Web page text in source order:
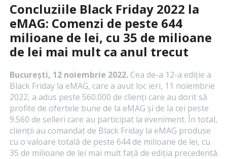
Concluziile Black Friday 2022 la
eMAG: Comenzi de peste 644
milioane de lei, cu 35 de milioane
de lei mai mult ca anul trecut
București, 12 noiembrie 2022. Cea de-a 12-a ediție a
Black Friday la eMAG, care a avut loc ieri, 11 noiembrie
2022, a adus peste 560.000 de clienți care au dorit să
profite de ofertele bune de la eMAG și de la cei peste
9.560 de selleri care au participat la eveniment. În total,
clienții au comandat de Black Friday la eMAG produse
cu o valoare totală de peste 644 de milioane de lei, cu
35 de milioane de lei mai mult față de ediția precedentă.